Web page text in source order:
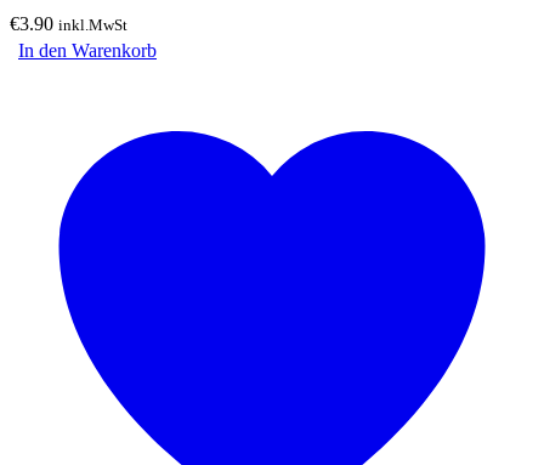
€3.90 inkl.MwSt
In den Warenkorb